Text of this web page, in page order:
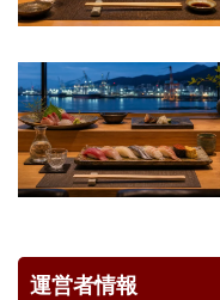
運営者情報